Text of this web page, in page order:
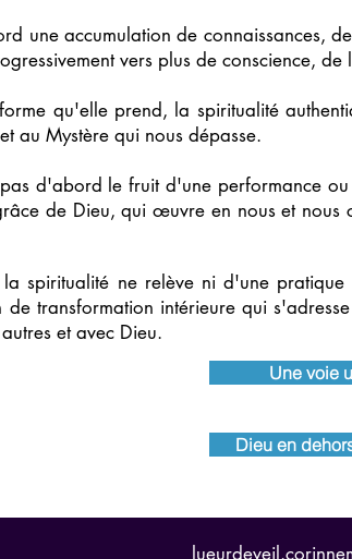
une accumulation de connaissances,
vers plus de conscience,
qu'elle prend, la spiritualité
au Mystère qui nous dépasse.
d'abord le fruit d'une performance
de Dieu, qui œuvre en nous et nous
spiritualité ne relève ni d'une
de transformation intérieure qui
et avec Dieu.
Une voie
Dieu en